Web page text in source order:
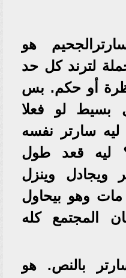
هو
لترند كل حد
أو حكم. بس
بسيط لو فعلا
ليه سارتر نفسه
ليه قعد طول
ويجادل وينزل
مات وهو بيحاول
المجتمع كله
بالنص. هو